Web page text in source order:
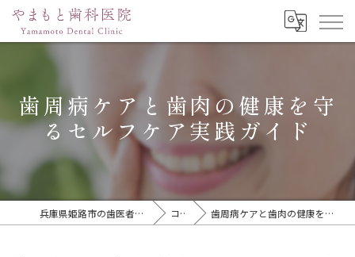
歯周病ケアと歯肉の健康を守
るセルフケア実践ガイド
兵庫県姫路市の歯医者ならやまもと歯科医院 コラム 歯周病ケアと歯肉の健康を守るセルフケア実践ガイド